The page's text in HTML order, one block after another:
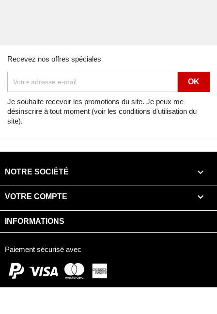
Recevez nos offres spéciales
Je souhaite recevoir les promotions du site. Je peux me
désinscrire à tout moment (voir les conditions d'utilisation du
site).
NOTRE SOCIÉTÉ 
VOTRE COMPTE 
INFORMATIONS
Paiement sécurisé avec